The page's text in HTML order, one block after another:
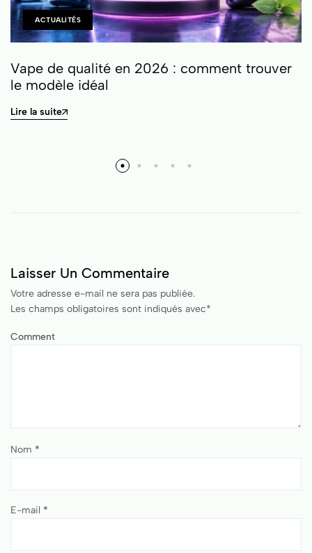
ACTUALITÉS
Vape de qualité en 2026 : comment trouver
le modèle idéal
Lire la suite
Laisser Un Commentaire
Votre adresse e-mail ne sera pas publiée.
Les champs obligatoires sont indiqués avec*
Comment
Nom *
E-mail *